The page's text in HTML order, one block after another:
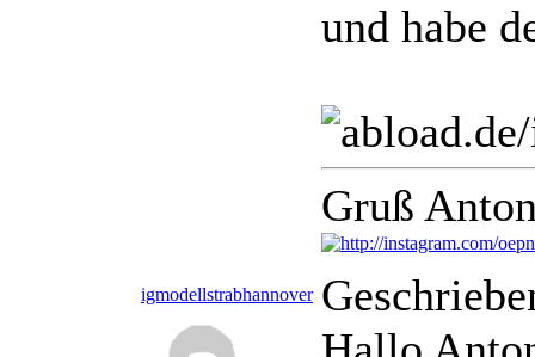
und habe
Gruß
igmodellstrabhannover